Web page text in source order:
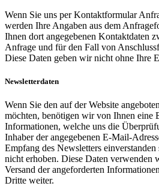
Wenn Sie uns per Kontaktformular
werden Ihre Angaben aus dem
Ihnen dort angegebenen Kontaktdaten
Anfrage und für den Fall von
Diese Daten geben wir nicht ohne Ihre
Newsletterdaten
Wenn Sie den auf der Website
möchten, benötigen wir von Ihnen eine
Informationen, welche uns die
Inhaber der angegebenen E-Mail-
Empfang des Newsletters
nicht erhoben. Diese Daten verwenden
Versand der angeforderten
Dritte weiter.